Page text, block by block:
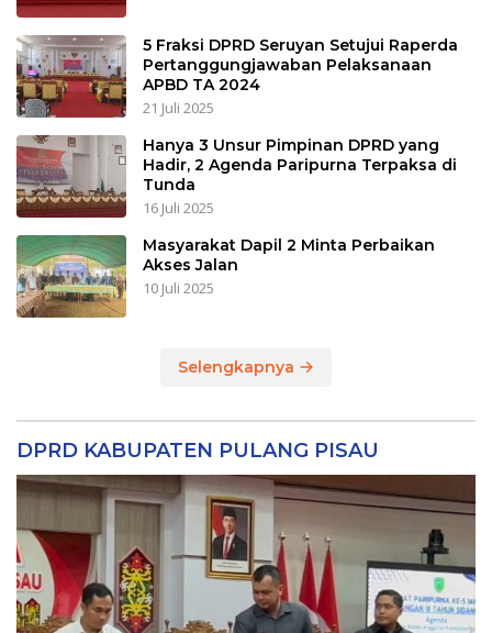
5 Fraksi DPRD Seruyan Setujui Raperda
Pertanggungjawaban Pelaksanaan
APBD TA 2024
21 Juli 2025
Hanya 3 Unsur Pimpinan DPRD yang
Hadir, 2 Agenda Paripurna Terpaksa di
Tunda
16 Juli 2025
Masyarakat Dapil 2 Minta Perbaikan
Akses Jalan
10 Juli 2025
Selengkapnya
DPRD KABUPATEN PULANG PISAU